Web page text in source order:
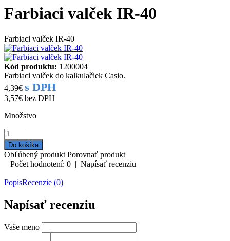
Farbiaci valček IR-40
Farbiaci valček IR-40
Kód produktu: 1200004
Farbiaci valček do kalkulačiek Casio.
4,39€ s DPH
3,57€ bez DPH
Množstvo
Obľúbený produkt Porovnať produkt
Počet hodnotení: 0 | Napísať recenziu
PopisRecenzie (0)
Napísať recenziu
Vaše meno